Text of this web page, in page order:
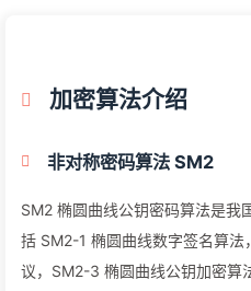
加密算法介绍
非对称密码算法 SM2
SM2 椭圆曲线公钥密码算法是我
括 SM2-1 椭圆曲线数字签名算
议，SM2-3 椭圆曲线公钥加密算